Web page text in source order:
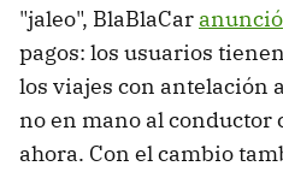
"jaleo", BlaBlaCar anunció
pagos: los usuarios
los viajes con antelación
no en mano al conductor
ahora. Con el cambio